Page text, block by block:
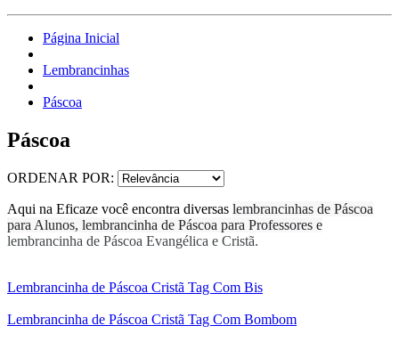
Página Inicial
Lembrancinhas
Páscoa
Páscoa
ORDENAR POR:
Aqui na Eficaze você encontra diversas lembrancinhas de Páscoa
para Alunos, lembrancinha de Páscoa para Professores e
lembrancinha de Páscoa Evangélica e Cristã.
Lembrancinha de Páscoa Cristã Tag Com Bis
Lembrancinha de Páscoa Cristã Tag Com Bombom